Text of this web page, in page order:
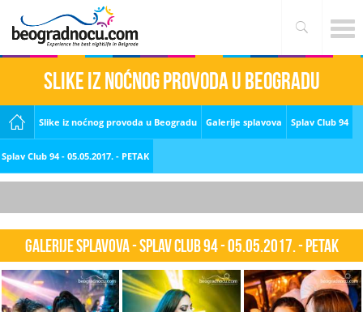
Slike iz noćnog provoda u Beogradu
Slike iz noćnog provoda u Beogradu Galerije splavova Splav Club 94
Splav Club 94 - 05.05.2017. - PETAK
Galerije splavova - Splav Club 94 - 05.05.2017. - PETAK